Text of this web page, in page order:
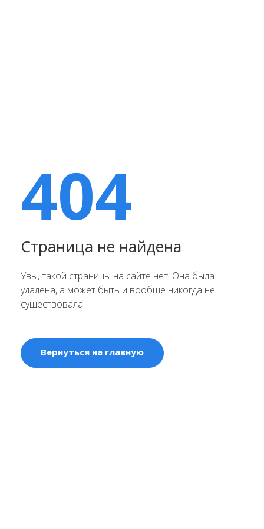
404
Страница не найдена
Увы, такой страницы на сайте нет. Она была
удалена, а может быть и вообще никогда не
существовала.
Вернуться на главную